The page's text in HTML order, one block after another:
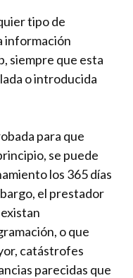
tipo de
información
siempre que esta
o introducida
para que
se puede
los 365 días
el prestador
o que
catástrofes
parecidas que